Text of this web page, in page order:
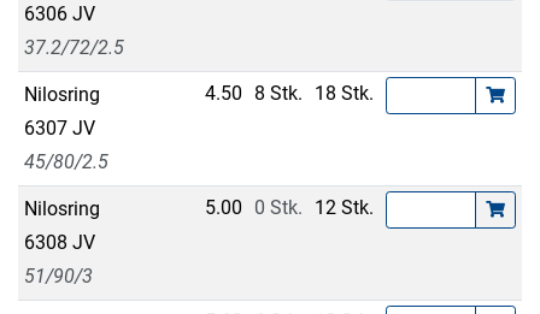
6306 JV
37.2/72/2.5
Nilosring
6307 JV
45/80/2.5
4.50 8 Stk. 18 Stk.
Nilosring
6308 JV
51/90/3
5.00 0 Stk. 12 Stk.